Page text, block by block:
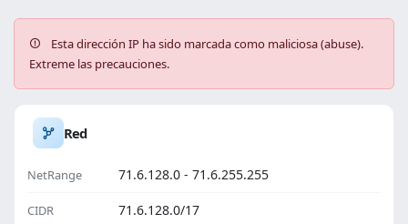
Esta dirección IP ha sido marcada como maliciosa (abuse).
Extreme las precauciones.
Red
NetRange 71.6.128.0 - 71.6.255.255
CIDR 71.6.128.0/17